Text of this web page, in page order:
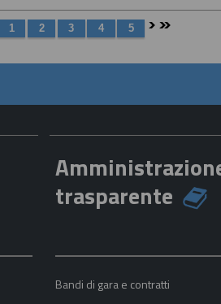
trasparente
Bandi di gara e contratti